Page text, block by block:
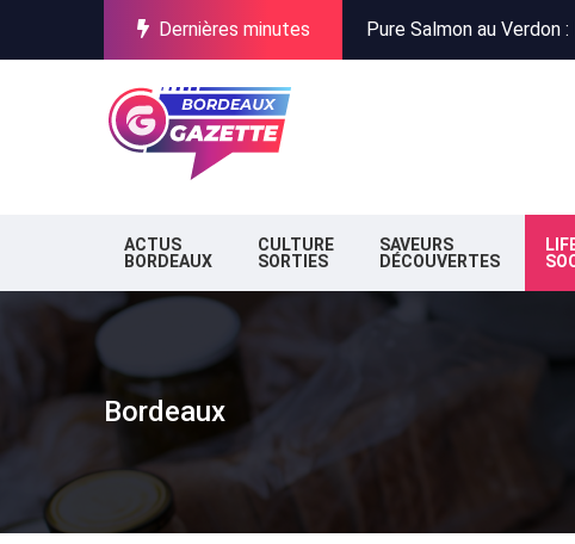
Dernières minutes
Incendies en Gironde :
Stationnement à
ACTUS
BORDEAUX
CULTURE
SORTIES
SAVEURS
DÉCOUVERTES
Bordeaux